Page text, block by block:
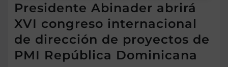
Presidente Abinader abrirá
XVI congreso internacional
de dirección de proyectos de
PMI República Dominicana